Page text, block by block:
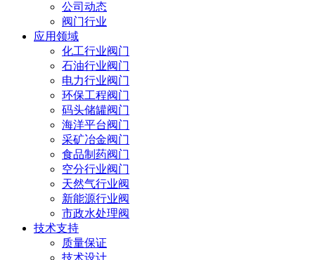
公司动态
阀门行业
应用领域
化工行业阀门
石油行业阀门
电力行业阀门
环保工程阀门
码头储罐阀门
海洋平台阀门
采矿冶金阀门
食品制药阀门
空分行业阀门
天然气行业阀
新能源行业阀
市政水处理阀
技术支持
质量保证
技术设计